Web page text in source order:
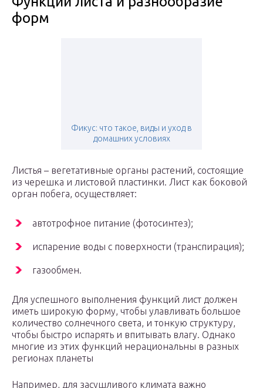
форм
Фикус: что такое, виды и уход в
домашних условиях
Листья – вегетативные органы растений, состоящие
из черешка и листовой пластинки. Лист как боковой
орган побега, осуществляет:
автотрофное питание (фотосинтез);
испарение воды с поверхности (транспирация);
газообмен.
Для успешного выполнения функций лист должен
иметь широкую форму, чтобы улавливать большое
количество солнечного света, и тонкую структуру,
чтобы быстро испарять и впитывать влагу. Однако
многие из этих функций нерациональны в разных
регионах планеты
Например, для засушливого климата важно